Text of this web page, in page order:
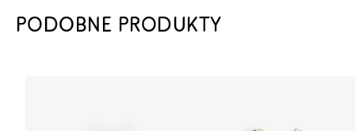
PODOBNE PRODUKTY